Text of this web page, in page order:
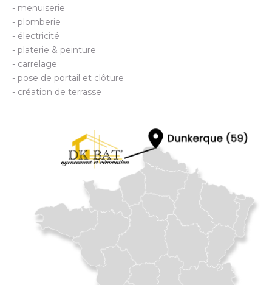
- menuiserie
- plomberie
- électricité
- platerie & peinture
- carrelage
- pose de portail et clôture
- création de terrasse